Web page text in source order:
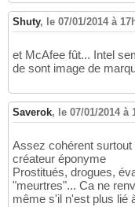
Shuty, le 07/01/2014 à
et McAfee fût... Intel
de sont image de
Saverok, le 07/01/2014 à
Assez cohérent
créateur éponyme
Prostitués, drogues,
"meurtres"... Ca ne
même s'il n'est plus lié